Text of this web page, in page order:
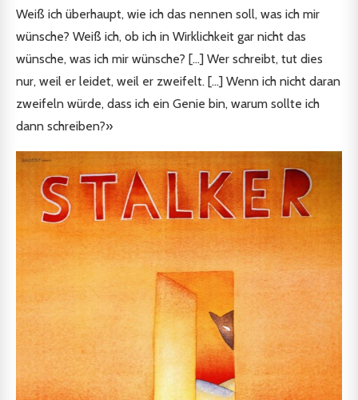
Weiß ich überhaupt, wie ich das nennen soll, was ich mir
wünsche? Weiß ich, ob ich in Wirklichkeit gar nicht das
wünsche, was ich mir wünsche? […] Wer schreibt, tut dies
nur, weil er leidet, weil er zweifelt. […] Wenn ich nicht daran
zweifeln würde, dass ich ein Genie bin, warum sollte ich
dann schreiben?»